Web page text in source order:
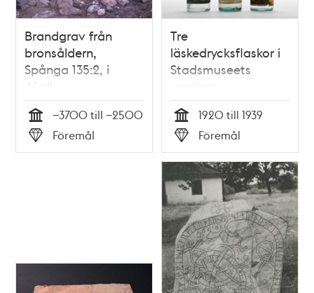
Brandgrav från
bronsåldern,
Spånga 135:2, i
Akalla.
Tid
−3700 till −2500
Typ
Föremål
Tre
läskedrycksflaskor i
Stadsmuseets
samling
Tid
1920 till 1939
Typ
Föremål